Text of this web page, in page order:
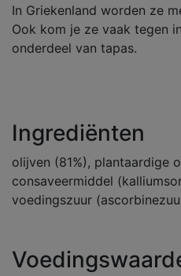
In Griekenland worden ze
Ook kom je ze vaak tegen
onderdeel van tapas.
Ingrediënten
olijven (81%), plantaardige
consaveermiddel
voedingszuur